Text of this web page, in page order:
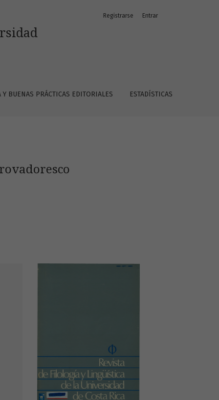
Y BUENAS PRÁCTICAS EDITORIALES ESTADÍSTICAS
Registrarse Entrar